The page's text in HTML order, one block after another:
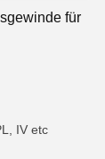
für
IV etc